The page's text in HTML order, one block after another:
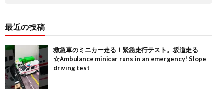
最近の投稿
救急車のミニカー走る！緊急走行テスト。坂道走る
☆Ambulance minicar runs in an emergency! Slope
driving test